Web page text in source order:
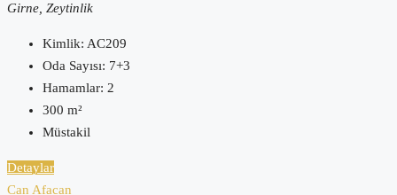
Girne, Zeytinlik
Kimlik: AC209
Oda Sayısı: 7+3
Hamamlar: 2
300 m²
Müstakil
Detaylar
Can Afacan